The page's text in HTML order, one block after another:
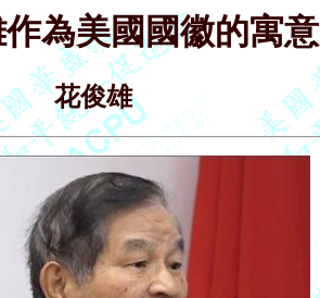
為美國國徽的寓意
花俊雄